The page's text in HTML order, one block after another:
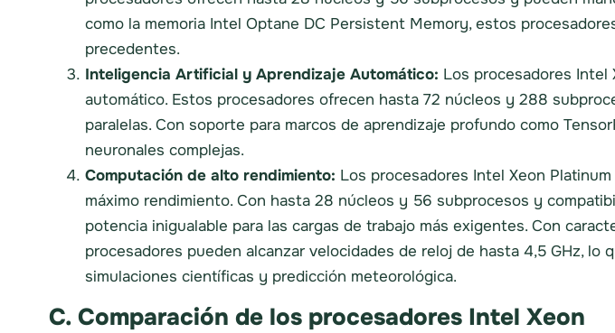
como la memoria Intel Optane DC Persistent Memory, estos
precedentes.
Inteligencia Artificial y Aprendizaje Automático: Los procesadores Intel
automático. Estos procesadores ofrecen hasta 72 núcleos y 288
paralelas. Con soporte para marcos de aprendizaje profundo como
neuronales complejas.
Computación de alto rendimiento: Los procesadores Intel Xeon
máximo rendimiento. Con hasta 28 núcleos y 56 subprocesos y
potencia inigualable para las cargas de trabajo más exigentes. Con
procesadores pueden alcanzar velocidades de reloj de hasta 4,5 GHz, lo
simulaciones científicas y predicción meteorológica.
C. Comparación de los procesadores Intel Xeon